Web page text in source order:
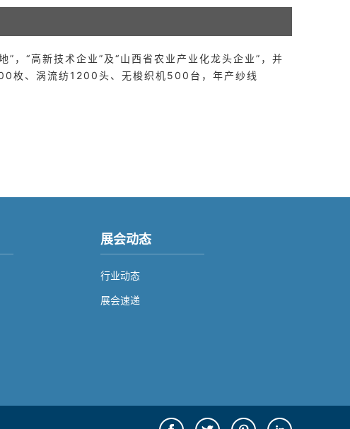
，“高新技术企业”及“山西省农业产业化龙头企业”，并
枚、涡流纺1200头、无梭织机500台，年产纱线
展会动态
行业动态
展会速递